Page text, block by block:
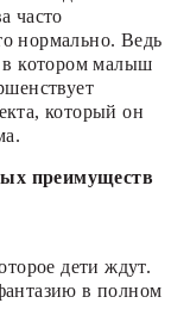
часто
нормально. Ведь
в котором малыш
который он
преимуществ
дети ждут.
в полном